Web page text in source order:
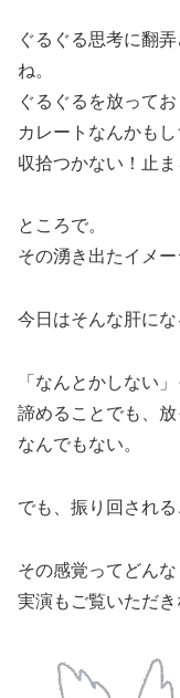
ぐるぐる思考に翻
ね。
ぐるぐるを放って
カレートなんかもし
収拾つかない！止ま
ところで。
その湧き出たイメ
今日はそんな肝にな
「なんとかしない
諦めることでも、
なんでもない。
でも、振り回され
その感覚ってどん
実演もご覧いただき